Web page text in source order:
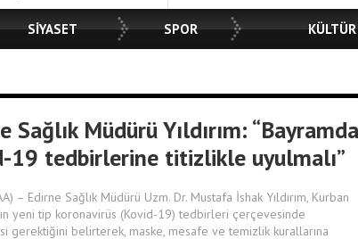
SİYASET SPOR
Sağlık Müdürü Yıldırım: “Bayramda
19 tedbirlerine titizlikle uyulmalı”
– Edirne Sağlık Müdürü Uzm. Dr. Mustafa İshak Yıldırım, Kurban
yeni tip koronavirüs (Kovid-19) tedbirleri çerçevesinde
gerektiğini belirterek, maske, mesafe ve temizlik kurallarına